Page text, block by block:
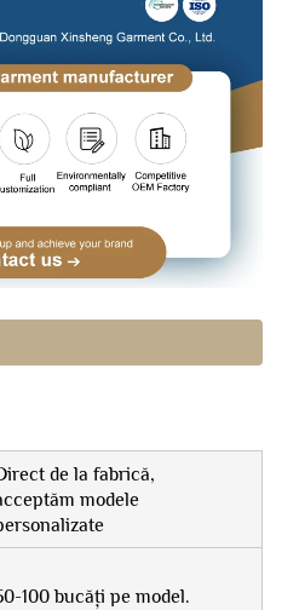
de la fabrică,
modele
100 bucăți pe model.